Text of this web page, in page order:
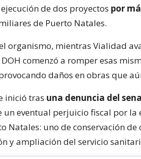
de dos proyectos por
de Puerto Natales.
organismo, mientras Vialidad
comenzó a romper esas
daños en obras que
inició tras una denuncia del
eventual perjuicio fiscal por la
Natales: uno de conservación
y ampliación del servicio